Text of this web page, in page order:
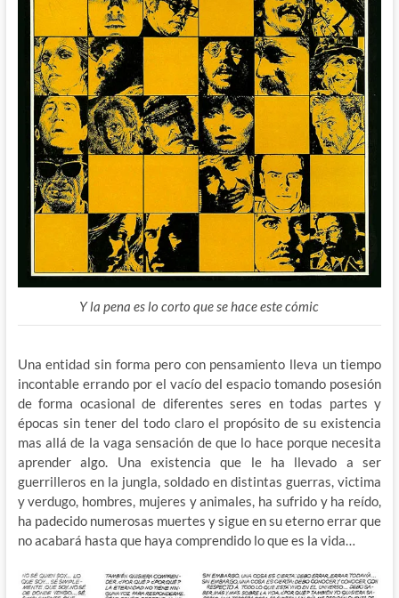
Y la pena es lo corto que se hace este cómic
Una entidad sin forma pero con pensamiento lleva un tiempo
incontable errando por el vacío del espacio tomando posesión
de forma ocasional de diferentes seres en todas partes y
épocas sin tener del todo claro el propósito de su existencia
mas allá de la vaga sensación de que lo hace porque necesita
aprender algo. Una existencia que le ha llevado a ser
guerrilleros en la jungla, soldado en distintas guerras, victima
y verdugo, hombres, mujeres y animales, ha sufrido y ha reído,
ha padecido numerosas muertes y sigue en su eterno errar que
no acabará hasta que haya comprendido lo que es la vida…